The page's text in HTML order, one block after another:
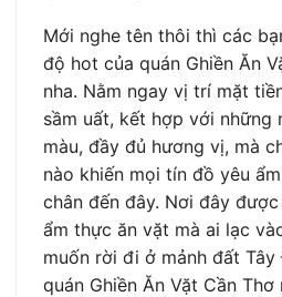
Mới nghe tên thôi thì các
độ hot của quán Ghiền Ăn
nha. Nằm ngay vị trí mặt
sầm uất, kết hợp với những
màu, đầy đủ hương vị, mà
nào khiến mọi tín đồ yêu
chân đến đây. Nơi đây
ẩm thực ăn vặt mà ai lạc
muốn rời đi ở mảnh đất
quán Ghiền Ăn Vặt Cần Thơ